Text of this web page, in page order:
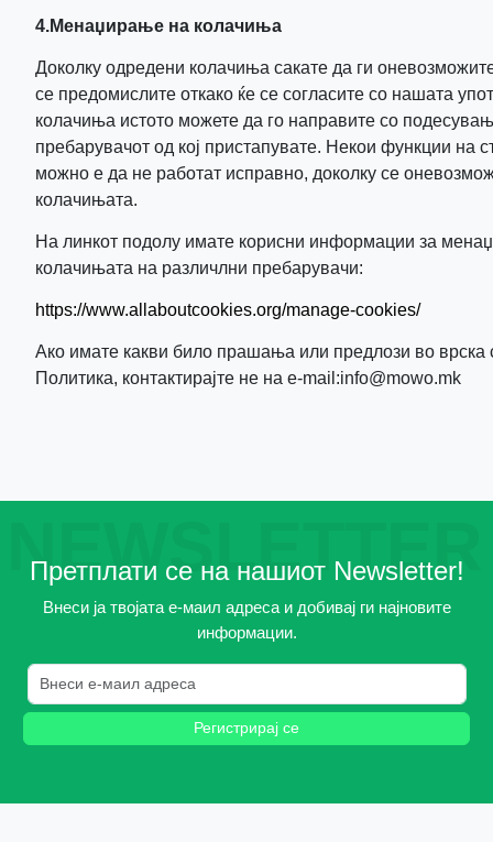
4.Менаџирање на колачиња
Доколку одредени колачиња сакате да ги
се предомислите откако ќе се согласите со нашата
колачиња истото можете да го направите со
пребарувачот од кој пристапувате. Некои функции на
можно е да не работат исправно, доколку се
колачињата.
На линкот подолу имате корисни информации за
колачињата на различлни пребарувачи:
https://www.allaboutcookies.org/manage-cookies/
Ако имате какви било прашања или предлози во врска
Политика, контактирајте не на e-mail:info@mowo.mk
NEWSLETTER
Претплати се на нашиот Newsletter!
Внеси ја твојата е-маил адреса и добивај ги најновите
информации.
Регистрирај се